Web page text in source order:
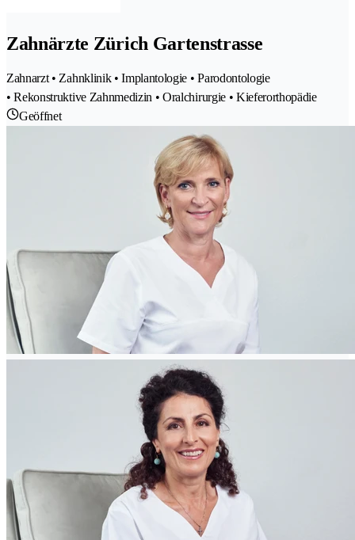
Zahnärzte Zürich Gartenstrasse
Zahnarzt • Zahnklinik • Implantologie • Parodontologie
• Rekonstruktive Zahnmedizin • Oralchirurgie • Kieferorthopädie
Geöffnet